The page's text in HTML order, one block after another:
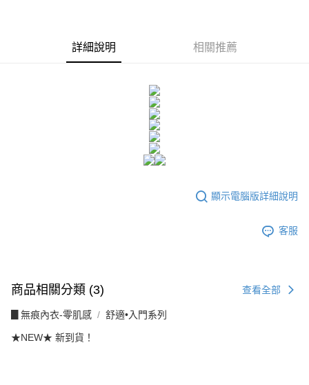
後付繳納相關費用。
※ 交易是否成功請以「AFTEE先享後付 」之結帳頁面顯示為準，若有關於
是否繳費成功／繳費後需取消欲退款等相關疑問，請聯繫「AFTEE先享後付
１．透過由恩沛科技股份有限公司提供之「AFTEE先享後付」服務完成之交
易，需依本服務之必要範圍內提供個人資料，並將交易相關給付款項請求債
２．關於個人資料處理事宜，請瀏覽以下網址：
「AFTEE先享後付」，若未經同意申辦者引起之損失，本公司不負相關責
時審查核予不同之上限額度；若仍有額度不足之情形，本公司將視審查結果
付款後7-11取貨
每筆NT$80，滿NT$1,500(含以上)免運費
詳細說明 相關推薦
顯示電腦版詳細說明
客服
商品相關分類 (3) 查看全部
▊無痕內衣-零肌感 舒適•入門系列
★NEW★ 新到貨！